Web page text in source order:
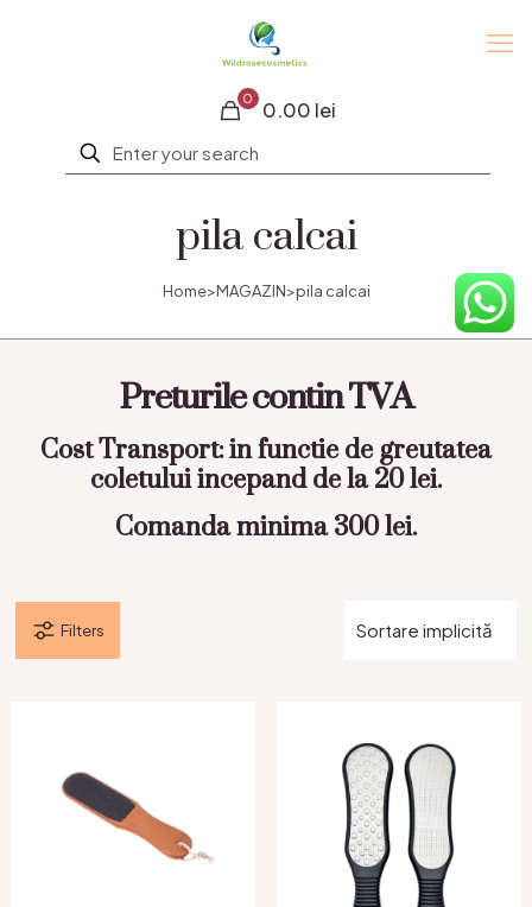
0 0.00 lei
pila calcai
Home>MAGAZIN>pila calcai
Preturile contin TVA
Cost Transport: in functie de greutatea
coletului incepand de la 20 lei.
Comanda minima 300 lei.
Filters